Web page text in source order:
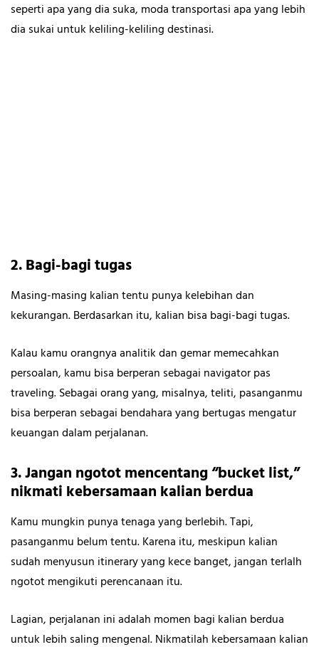
seperti apa yang dia suka, moda transportasi apa yang lebih
dia sukai untuk keliling-keliling destinasi.
2. Bagi-bagi tugas
Masing-masing kalian tentu punya kelebihan dan
kekurangan. Berdasarkan itu, kalian bisa bagi-bagi tugas.
Kalau kamu orangnya analitik dan gemar memecahkan
persoalan, kamu bisa berperan sebagai navigator pas
traveling. Sebagai orang yang, misalnya, teliti, pasanganmu
bisa berperan sebagai bendahara yang bertugas mengatur
keuangan dalam perjalanan.
3. Jangan ngotot mencentang “bucket list,”
nikmati kebersamaan kalian berdua
Kamu mungkin punya tenaga yang berlebih. Tapi,
pasanganmu belum tentu. Karena itu, meskipun kalian
sudah menyusun itinerary yang kece banget, jangan terlalh
ngotot mengikuti perencanaan itu.
Lagian, perjalanan ini adalah momen bagi kalian berdua
untuk lebih saling mengenal. Nikmatilah kebersamaan kalian